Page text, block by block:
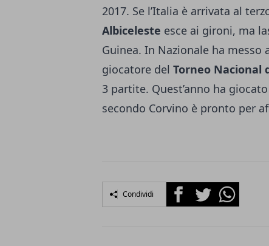
2017. Se l’Italia è arrivata al
Albiceleste esce ai gironi, ma
Guinea. In Nazionale ha
giocatore del Torneo Nacional
3 partite. Quest’anno ha
secondo Corvino è pronto per
Condividi FacebookTwitterWhatsapp